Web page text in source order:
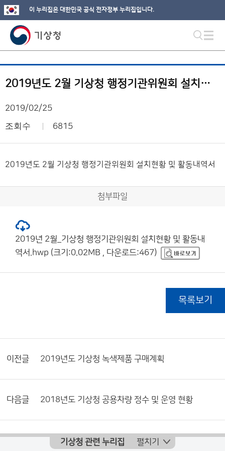
이 누리집은 대한민국 공식 전자정부 누리집입니다.
2019년도 2월 기상청 행정기관위원회 설치현황 및 활동내역서
2019/02/25
조회수 6815
2019년도 2월 기상청 행정기관위원회 설치현황 및 활동내역서
첨부파일
2019년 2월_기상청 행정기관위원회 설치현황 및 활동내
역서.hwp (크기:0.02MB , 다운로드:467)
목록보기
이전글 2019년도 기상청 녹색제품 구매계획
다음글 2018년도 기상청 공용차량 정수 및 운영 현황
기상청 관련 누리집 펼치기